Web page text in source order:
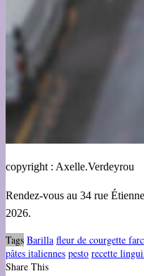
copyright : Axelle.Verdeyrou
Rendez-vous au 34 rue
2026.
Tags Barilla fleur de courgette
pâtes italiennes pesto recette
Share This